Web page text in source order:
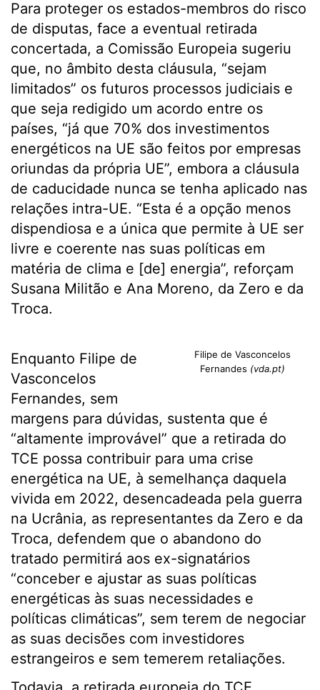
Para proteger os estados-membros do risco
de disputas, face a eventual retirada
concertada, a Comissão Europeia sugeriu
que, no âmbito desta cláusula, “sejam
limitados” os futuros processos judiciais e
que seja redigido um acordo entre os
países, “já que 70% dos investimentos
energéticos na UE são feitos por empresas
oriundas da própria UE”, embora a cláusula
de caducidade nunca se tenha aplicado nas
relações intra-UE. “Esta é a opção menos
dispendiosa e a única que permite à UE ser
livre e coerente nas suas políticas em
matéria de clima e [de] energia”, reforçam
Susana Militão e Ana Moreno, da Zero e da
Troca.
Filipe de Vasconcelos
Fernandes (vda.pt)
Enquanto Filipe de
Vasconcelos
Fernandes, sem
margens para dúvidas, sustenta que é
“altamente improvável” que a retirada do
TCE possa contribuir para uma crise
energética na UE, à semelhança daquela
vivida em 2022, desencadeada pela guerra
na Ucrânia, as representantes da Zero e da
Troca, defendem que o abandono do
tratado permitirá aos ex-signatários
“conceber e ajustar as suas políticas
energéticas às suas necessidades e
políticas climáticas”, sem terem de negociar
as suas decisões com investidores
estrangeiros e sem temerem retaliações.